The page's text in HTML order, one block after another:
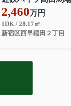
2,460万円
1DK / 28.17㎡
新宿区西早稲田２丁目